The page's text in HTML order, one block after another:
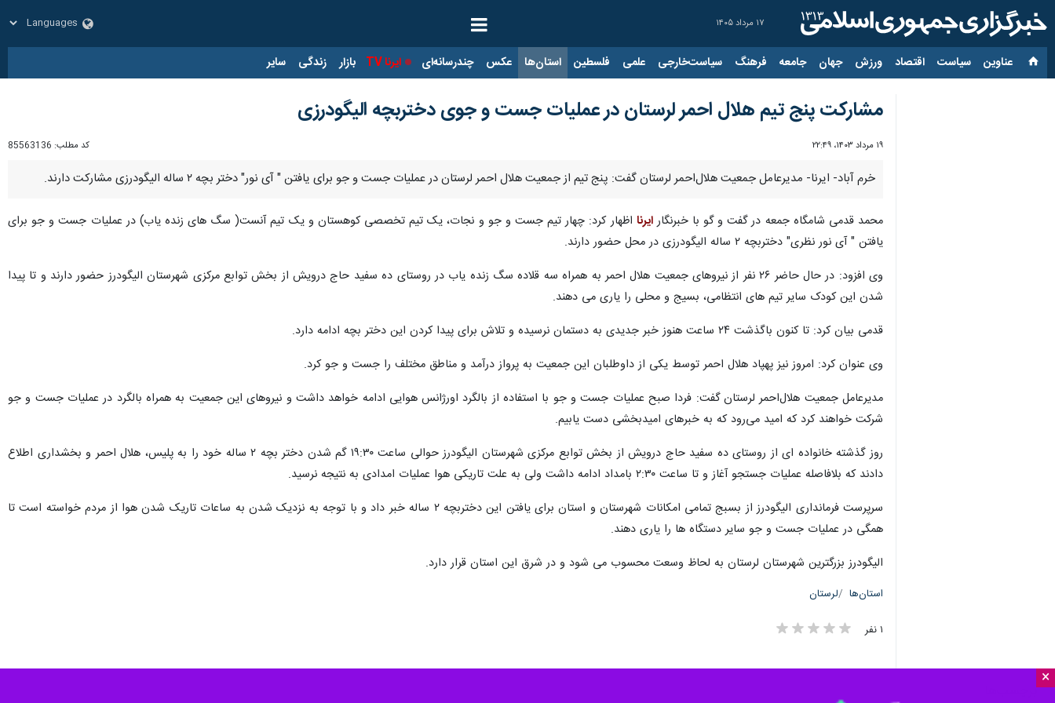
۱۷ مرداد ۱۴۰۵
عناوین‌ سیاست اقتصاد ورزش جهان جامعه فرهنگ سیاست‌خارجی علمی فلسطین استان‌ها عکس چندرسانه‌ای ایرنا TV بازار زندگی سایر
×
مشارکت پنج تیم هلال احمر لرستان در عملیات جست و جوی دختربچه الیگودرزی
۱۹ مرداد ۱۴۰۳، ۲۲:۴۹ کد مطلب: 85563136
خرم آباد- ایرنا- مدیرعامل جمعیت هلال‌احمر لرستان گفت: پنج تیم از جمعیت هلال احمر لرستان در عملیات جست و جو برای یافتن " آی نور" دختر بچه ۲ ساله الیگودرزی مشارکت دارند.
محمد قدمی شامگاه جمعه در گفت و گو با خبرنگارایرنا اظهار کرد: چهار تیم جست و جو و نجات، یک تیم تخصصی کوهستان و یک تیم آنست( سگ های زنده یاب) در عملیات جست و جو برای
یافتن " آی نور نظری" دختربچه ۲ ساله الیگودرزی در محل حضور دارند.
وی افزود: در حال حاضر ۲۶ نفر از نیروهای جمعیت هلال احمر به همراه سه قلاده سگ زنده یاب در روستای ده سفید حاج درویش از بخش توابع مرکزی شهرستان الیگودرز حضور دارند و تا پیدا
شدن این کودک سایر تیم های انتظامی، بسیج و محلی را یاری می دهند.
قدمی بیان کرد: تا کنون باگذشت ۲۴ ساعت هنوز خبر جدیدی به دستمان نرسیده و تلاش برای پیدا کردن این دختر بچه ادامه دارد.
وی عنوان کرد: امروز نیز پهپاد هلال احمر توسط یکی از داوطلبان این جمعیت به پرواز درآمد و مناطق مختلف را جست و جو کرد.
مدیرعامل جمعیت هلال‌احمر لرستان گفت: فردا صبح عملیات جست و جو با استفاده از بالگرد اورژانس هوایی ادامه خواهد داشت و نیروهای این جمعیت به همراه بالگرد در عملیات جست و جو
شرکت خواهند کرد که امید می‌رود که به خبرهای امیدبخشی دست یابیم.
روز گذشته خانواده ای از روستای ده سفید حاج درویش از بخش توابع مرکزی شهرستان الیگودرز حوالی ساعت ۱۹:۳۰ گم شدن دختر بچه ۲ ساله خود را به پلیس، هلال احمر و بخشداری اطلاع
دادند که بلافاصله عملیات جستجو آغاز و تا ساعت ۲:۳۰ بامداد ادامه داشت ولی به علت تاریکی هوا عملیات امدادی به نتیجه نرسید.
سرپرست فرمانداری الیگودرز از بسبج تمامی امکانات شهرستان و استان برای یافتن این دختربچه ۲ ساله خبر داد و با توجه به نزدیک شدن به ساعات تاریک شدن هوا از مردم خواسته است تا
همگی در عملیات جست و جو سایر دستگاه ها را یاری دهند.
الیگودرز بزرگترین شهرستان لرستان به لحاظ وسعت محسوب می شود و در شرق این استان قرار دارد.
استان‌ها لرستان
۱ نفر
برچسب‌ها